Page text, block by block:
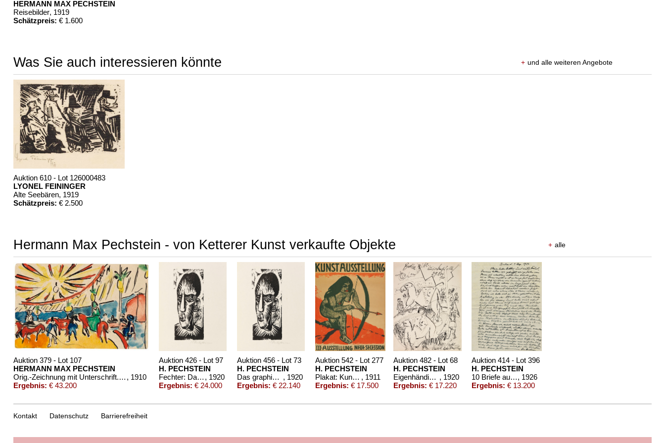
HERMANN MAX PECHSTEIN
Reisebilder, 1919
Schätzpreis: € 1.600
Was Sie auch interessieren könnte + und alle weiteren Angebote
Auktion 610 - Lot 126000483
LYONEL FEININGER
Alte Seebären, 1919
Schätzpreis: € 2.500
Hermann Max Pechstein - von Ketterer Kunst verkaufte Objekte + alle
Auktion 379 - Lot 107
HERMANN MAX PECHSTEIN
Orig.-Zeichnung mit Unterschrift. 1910 , 1910
Ergebnis: € 43.200
Auktion 426 - Lot 97
H. PECHSTEIN
Fechter: Das graphische Werke Max Pechsteins. , 1920
Ergebnis: € 24.000
Auktion 456 - Lot 73
H. PECHSTEIN
Das graphische Werk Max Pechsteins , 1920
Ergebnis: € 22.140
Auktion 542 - Lot 277
H. PECHSTEIN
Plakat: Kunstausstellung. III. Ausstellung Neue Secession , 1911
Ergebnis: € 17.500
Auktion 482 - Lot 68
H. PECHSTEIN
Eigenhändiger Brief mit Orig.-Zeichnung vom 29. Nov. 1920 , 1920
Ergebnis: € 17.220
Auktion 414 - Lot 396
H. PECHSTEIN
10 Briefe aus den Jahren 1926-40., 1926
Ergebnis: € 13.200
Kontakt Datenschutz Barrierefreiheit